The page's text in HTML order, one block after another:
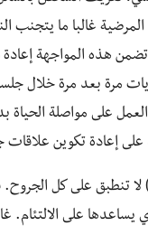
غالبا ما يتجنب
هذه المواجهة
مرة بعد مرة خلال
والعمل على مواصلة
على إعادة تكوين
تنطبق على كل
يساعدها على